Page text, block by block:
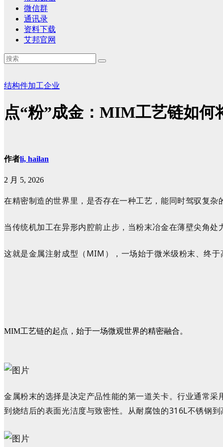
微信群
通讯录
资料下载
艾邦官网
结构件加工企业
点“粉”成金：MIM工艺链如何
作者li, hailan
2 月 5, 2026
在精密制造的世界里，是否存在一种工艺，能同时驾驭复
当传统机加工在异形内腔前止步，当粉末冶金在薄壁尖角
这就是金属注射成型（MIM），一场始于微米级粉末、终于
MIM工艺链的起点，始于一场微观世界的精密融合。
金属粉末的选择是决定产品性能的第一道关卡。行业通常采
到烧结后的表面光洁度与致密性。从耐腐蚀的316L不锈钢